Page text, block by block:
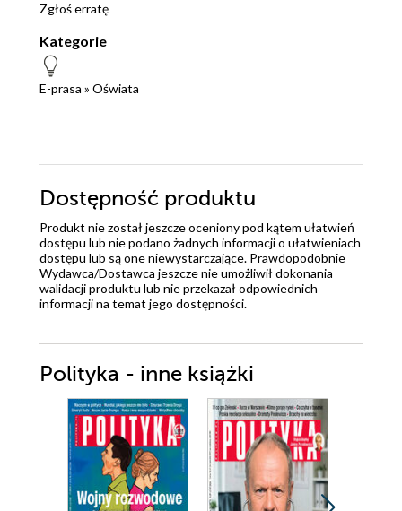
Zgłoś erratę
Kategorie
E-prasa » Oświata
Dostępność produktu
Produkt nie został jeszcze oceniony pod kątem ułatwień
dostępu lub nie podano żadnych informacji o ułatwieniach
dostępu lub są one niewystarczające. Prawdopodobnie
Wydawca/Dostawca jeszcze nie umożliwił dokonania
walidacji produktu lub nie przekazał odpowiednich
informacji na temat jego dostępności.
Polityka - inne książki